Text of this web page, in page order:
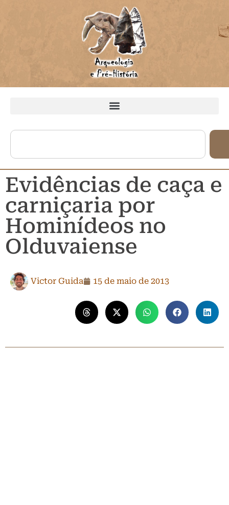
Evidências de caça e
carniçaria por
Hominídeos no
Olduvaiense
Victor Guida 15 de maio de 2013